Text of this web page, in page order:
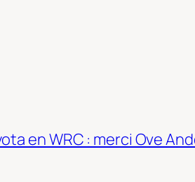
en WRC : merci Ove